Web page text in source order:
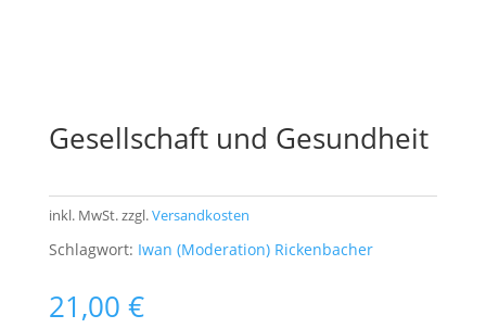
Gesellschaft und Gesundheit
inkl. MwSt.zzgl.Versandkosten
Schlagwort: Iwan (Moderation) Rickenbacher
21,00 €